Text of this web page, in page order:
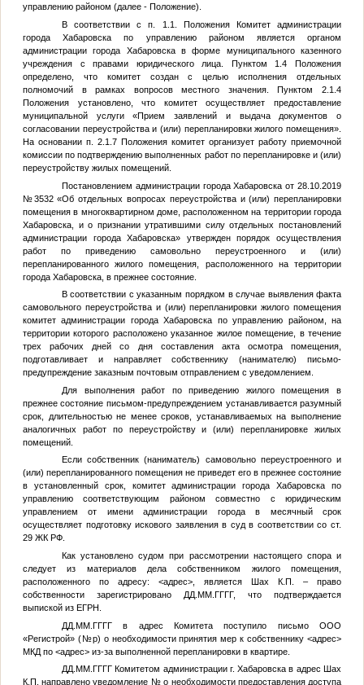
управлению районом (далее - Положение).
В соответствии с п. 1.1. Положения Комитет администрации
города Хабаровска по управлению районом является органом
администрации города Хабаровска в форме муниципального казенного
учреждения с правами юридического лица. Пунктом 1.4 Положения
определено, что комитет создан с целью исполнения отдельных
полномочий в рамках вопросов местного значения. Пунктом 2.1.4
Положения установлено, что комитет осуществляет предоставление
муниципальной услуги «Прием заявлений и выдача документов о
согласовании переустройства и (или) перепланировки жилого помещения».
На основании п. 2.1.7 Положения комитет организует работу приемочной
комиссии по подтверждению выполненных работ по перепланировке и (или)
переустройству жилых помещений.
Постановлением администрации города Хабаровска от 28.10.2019
№3532 «Об отдельных вопросах переустройства и (или) перепланировки
помещения в многоквартирном доме, расположенном на территории города
Хабаровска, и о признании утратившими силу отдельных постановлений
администрации города Хабаровска» утвержден порядок осуществления
работ по приведению самовольно переустроенного и (или)
перепланированного жилого помещения, расположенного на территории
города Хабаровска, в прежнее состояние.
В соответствии с указанным порядком в случае выявления факта
самовольного переустройства и (или) перепланировки жилого помещения
комитет администрации города Хабаровска по управлению районом, на
территории которого расположено указанное жилое помещение, в течение
трех рабочих дней со дня составления акта осмотра помещения,
подготавливает и направляет собственнику (нанимателю) письмо-
предупреждение заказным почтовым отправлением с уведомлением.
Для выполнения работ по приведению жилого помещения в
прежнее состояние письмом-предупреждением устанавливается разумный
срок, длительностью не менее сроков, устанавливаемых на выполнение
аналогичных работ по переустройству и (или) перепланировке жилых
помещений.
Если собственник (наниматель) самовольно переустроенного и
(или) перепланированного помещения не приведет его в прежнее состояние
в установленный срок, комитет администрации города Хабаровска по
управлению соответствующим районом совместно с юридическим
управлением от имени администрации города в месячный срок
осуществляет подготовку искового заявления в суд в соответствии со ст.
29 ЖК РФ.
Как установлено судом при рассмотрении настоящего спора и
следует из материалов дела собственником жилого помещения,
расположенного по адресу: <адрес> , является Шах К.П. – право
собственности зарегистрировано ДД.ММ.ГГГГ, что подтверждается
выпиской из ЕГРН.
ДД.ММ.ГГГГв адрес Комитета поступило письмо ООО
«Регистрой» (№р) о необходимости принятия мер к собственнику<адрес>
МКД по <адрес>из-за выполненной перепланировки в квартире.
ДД.ММ.ГГГГКомитетом администрации г. Хабаровска в адрес Шах
К.П. направлено уведомление № о необходимости предоставления доступа